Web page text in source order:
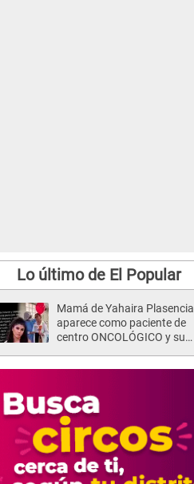
Lo último de El Popular
Mamá de Yahaira Plasencia
aparece como paciente de
centro ONCOLÓGICO y su